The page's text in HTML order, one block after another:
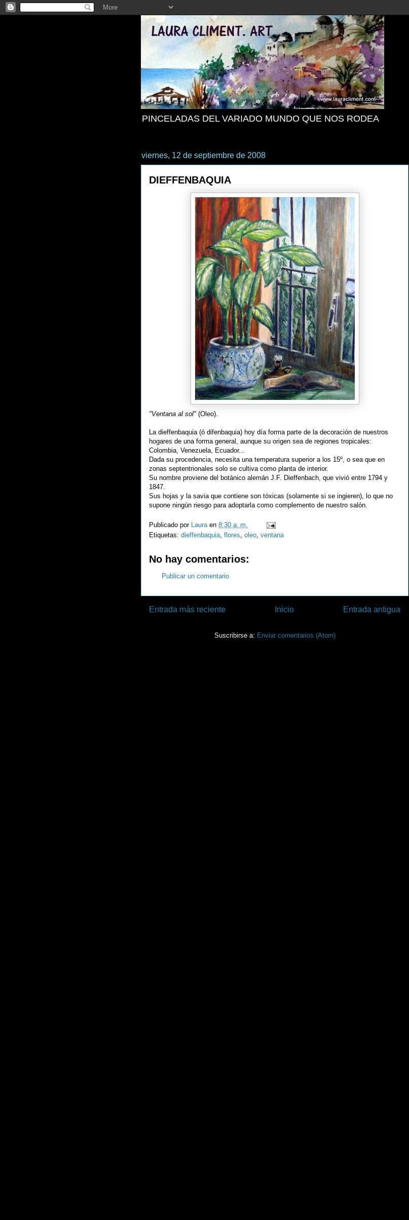
PINCELADAS DEL VARIADO MUNDO QUE NOS RODEA
viernes, 12 de septiembre de 2008
DIEFFENBAQUIA
"Ventana al sol" (Oleo).
La dieffenbaquia (ó difenbaquia) hoy día forma parte de la decoración de nuestros
hogares de una forma general, aunque su origen sea de regiones tropicales:
Colombia, Venezuela, Ecuador...
Dada su procedencia, necesita una temperatura superior a los 15º, o sea que en
zonas septentrionales solo se cultiva como planta de interior.
Su nombre proviene del botánico alemán J.F. Dieffenbach, que vivió entre 1794 y
1847.
Sus hojas y la savia que contiene son tóxicas (solamente si se ingieren), lo que no
supone ningún riesgo para adoptarla como complemento de nuestro salón.
Publicado por Laura en 8:30 a. m.
Etiquetas: dieffenbaquia flores oleo ventana
No hay comentarios:
Publicar un comentario
Entrada más reciente Entrada antigua
Inicio
Suscribirse a: Enviar comentarios (Atom)